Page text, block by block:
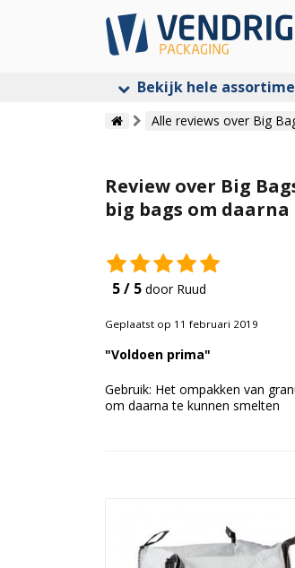
Bekijk hele
Alle reviews over Big
Review over Big
big bags om
5 / 5 door Ruud
Geplaatst op 11 februari 2019
"Voldoen prima"
Gebruik: Het ompakken van
om daarna te kunnen smelten